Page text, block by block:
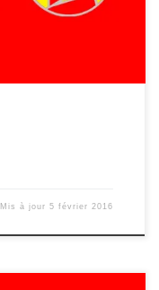
Mis à jour5 février 2016